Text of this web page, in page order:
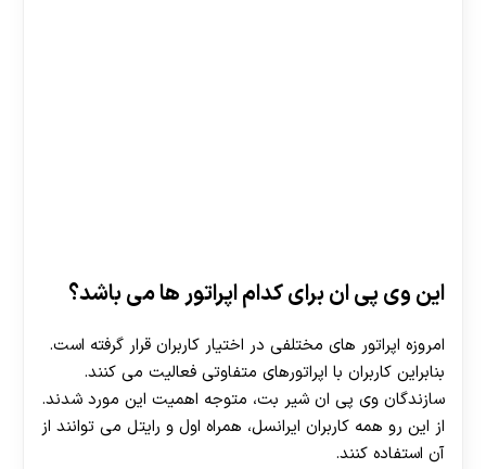
این وی پی ان برای کدام اپراتور ها می باشد؟
امروزه اپراتور های مختلفی در اختیار کاربران قرار گرفته است.
بنابراین کاربران با اپراتورهای متفاوتی فعالیت می کنند.
سازندگان وی پی ان شیر بت، متوجه اهمیت این مورد شدند.
از این رو همه کاربران ایرانسل، همراه اول و رایتل می توانند از
آن استفاده کنند.